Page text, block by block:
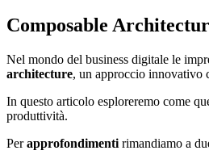
Composable
Nel mondo del business digitale le
architecture, un approccio innovativo
In questo articolo esploreremo come
produttività.
Perapprofondimenti rimandiamo a